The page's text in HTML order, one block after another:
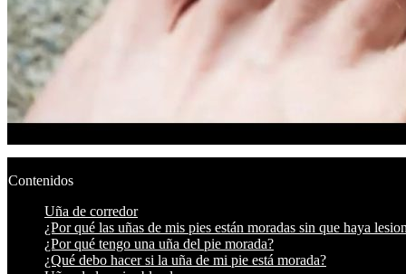
Contenidos
Uña de corredor
¿Por qué las uñas de mis pies están moradas sin que haya
¿Por qué tengo una uña del pie morada?
¿Qué debo hacer si la uña de mi pie está morada?